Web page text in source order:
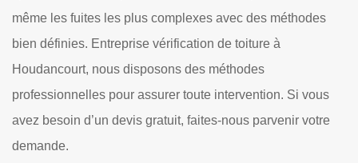
même les fuites les plus complexes avec des méthodes
bien définies. Entreprise vérification de toiture à
Houdancourt, nous disposons des méthodes
professionnelles pour assurer toute intervention. Si vous
avez besoin d’un devis gratuit, faites-nous parvenir votre
demande.